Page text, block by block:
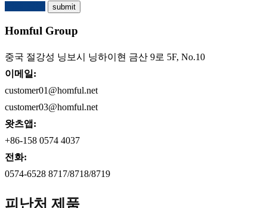
Homful Group
중국 절강성 닝보시 닝하이현 금산 9로 5F, No.10
이메일:
customer01@homful.net
customer03@homful.net
왓츠앱:
+86-158 0574 4037
전화:
0574-6528 8717/8718/8719
피난처 제품